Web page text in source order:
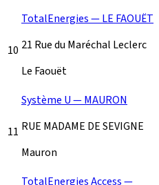
10
TotalEnergies — LE FAOUËT
21 Rue du Maréchal Leclerc
Le Faouët
11
Système U — MAURON
RUE MADAME DE SEVIGNE
Mauron
TotalEnergies Access —